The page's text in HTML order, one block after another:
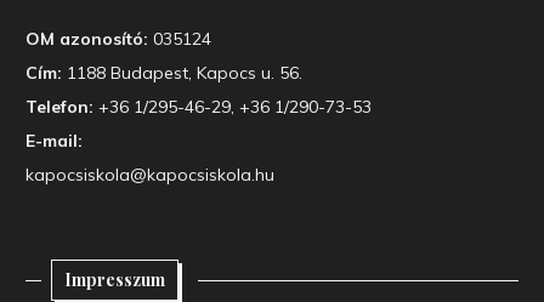
OM azonosító: 035124
Cím: 1188 Budapest, Kapocs u. 56.
Telefon: +36 1/295-46-29, +36 1/290-73-53
E-mail:
kapocsiskola@kapocsiskola.hu
Impresszum